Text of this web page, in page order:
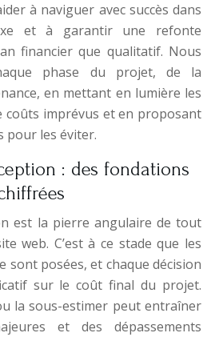
à naviguer avec succès dans
et à garantir une refonte
financier que qualitatif. Nous
phase du projet, de la
en mettant en lumière les
coûts imprévus et en proposant
pour les éviter.
: des fondations
est la pierre angulaire de tout
web. C’est à ce stade que les
posées, et chaque décision
sur le coût final du projet.
la sous-estimer peut entraîner
et des dépassements